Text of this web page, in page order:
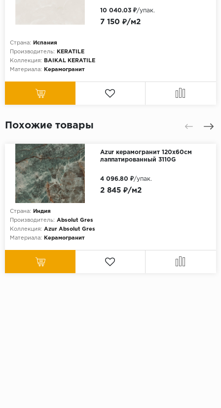
Страна:
Испания
Производитель:
KERATILE
Коллекция:
BAIKAL KERATILE
Материала:
Керамогранит
7 150 ₽/м2
10 040.03 ₽/упак.
Похожие товары
Azur керамогранит 120x60см
лаппатированный 3110G
Страна:
Индия
Производитель: Absolut Gres
Коллекция: Azur Absolut Gres
Материала:
Керамогранит
2 845 ₽/м2
4 096.80 ₽/упак.